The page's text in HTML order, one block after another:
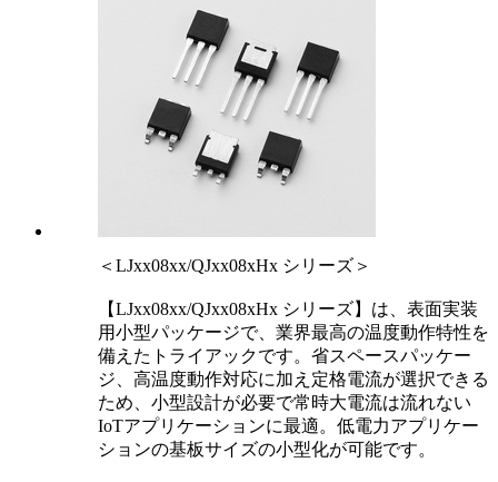
＜LJxx08xx/QJxx08xHx シリーズ＞
【LJxx08xx/QJxx08xHx シリーズ】は、表面実装
用小型パッケージで、業界最高の温度動作特性を
備えたトライアックです。省スペースパッケー
ジ、高温度動作対応に加え定格電流が選択できる
ため、小型設計が必要で常時大電流は流れない
IoTアプリケーションに最適。低電力アプリケー
ションの基板サイズの小型化が可能です。